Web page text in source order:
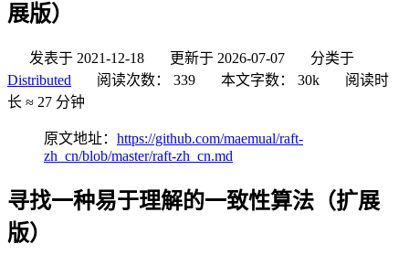
展版）
发表于 2021-12-18 更新于 2026-07-07
分类于
Distributed
阅读次数： 339 本文字数： 30k
阅读时
长 ≈ 27 分钟
原文地址： https://github.com/maemual/raft-
zh_cn/blob/master/raft-zh_cn.md
寻找一种易于理解的一致性算法（扩展
版）